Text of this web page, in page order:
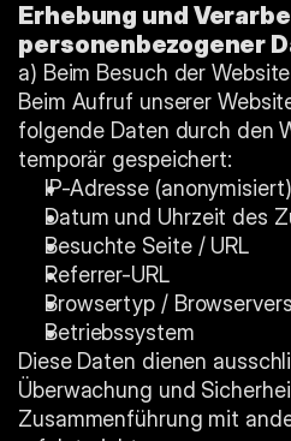
Erhebung und
personenbezogener
a) Beim Besuch der Website
Beim Aufruf unserer
folgende Daten durch den
temporär gespeichert:
IP-Adresse (anonymisiert)
Datum und Uhrzeit des
Besuchte Seite / URL
Referrer-URL
Browsertyp /
Betriebssystem
Diese Daten dienen
Überwachung und
Zusammenführung mit